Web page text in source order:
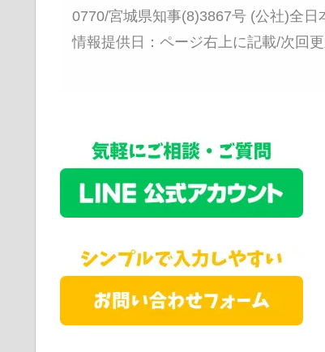
0770/宮城県知事(8)3867号 (公社)全
情報提供日：ページ右上に記載/次回